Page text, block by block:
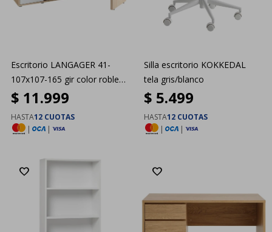
Escritorio LANGAGER 41-
107x107-165 gir color roble
nat
$ 11.999
HASTA12 CUOTAS
|
|
Silla escritorio KOKKEDAL
tela gris/blanco
$ 5.499
HASTA12 CUOTAS
|
|